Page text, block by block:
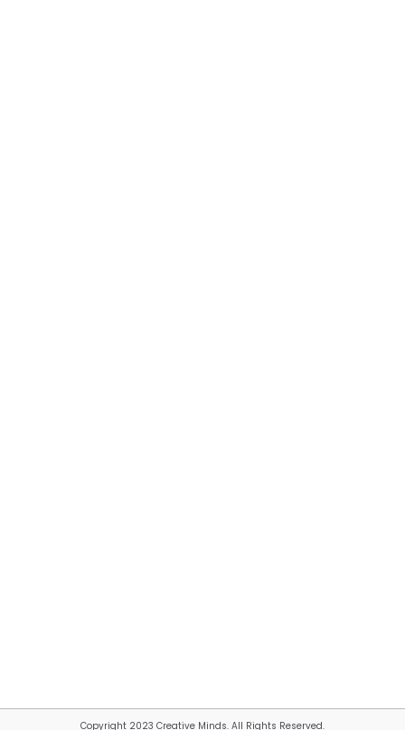
Copyright 2023 Creative Minds. All Rights Reserved.